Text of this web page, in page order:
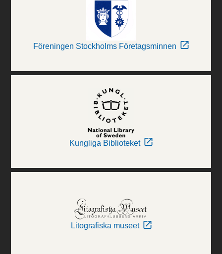
Föreningen Stockholms Företagsminnen
Kungliga Biblioteket
Litografiska museet